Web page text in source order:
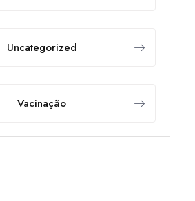
Uncategorized
Vacinação